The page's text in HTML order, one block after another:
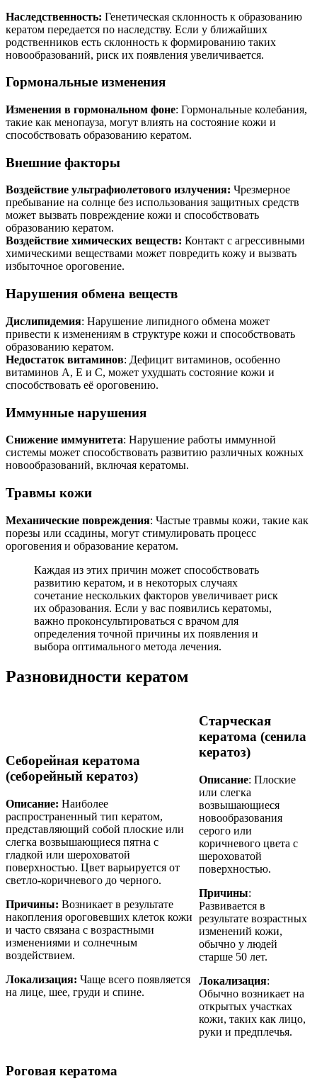
Наследственность: Генетическая склонность к образованию
кератом передается по наследству. Если у ближайших
родственников есть склонность к формированию таких
новообразований, риск их появления увеличивается.
Гормональные изменения
Изменения в гормональном фоне: Гормональные колебания,
такие как менопауза, могут влиять на состояние кожи и
способствовать образованию кератом.
Внешние факторы
Воздействие ультрафиолетового излучения: Чрезмерное
пребывание на солнце без использования защитных средств
может вызвать повреждение кожи и способствовать
образованию кератом.
Воздействие химических веществ: Контакт с агрессивными
химическими веществами может повредить кожу и вызвать
избыточное ороговение.
Нарушения обмена веществ
Дислипидемия: Нарушение липидного обмена может
привести к изменениям в структуре кожи и способствовать
образованию кератом.
Недостаток витаминов: Дефицит витаминов, особенно
витаминов A, E и C, может ухудшать состояние кожи и
способствовать её ороговению.
Иммунные нарушения
Снижение иммунитета: Нарушение работы иммунной
системы может способствовать развитию различных кожных
новообразований, включая кератомы.
Травмы кожи
Механические повреждения: Частые травмы кожи, такие как
порезы или ссадины, могут стимулировать процесс
ороговения и образование кератом.
Каждая из этих причин может способствовать
развитию кератом, и в некоторых случаях
сочетание нескольких факторов увеличивает риск
их образования. Если у вас появились кератомы,
важно проконсультироваться с врачом для
определения точной причины их появления и
выбора оптимального метода лечения.
Разновидности кератом
Себорейная кератома
(себорейный кератоз)
Описание: Наиболее
распространенный тип кератом,
представляющий собой плоские или
слегка возвышающиеся пятна с
гладкой или шероховатой
поверхностью. Цвет варьируется от
светло-коричневого до черного.
Причины: Возникает в результате
накопления ороговевших клеток кожи
и часто связана с возрастными
изменениями и солнечным
воздействием.
Локализация: Чаще всего появляется
на лице, шее, груди и спине.
Старческая
кератома (сенила
кератоз)
Описание: Плоские
или слегка
возвышающиеся
новообразования
серого или
коричневого цвета с
шероховатой
поверхностью.
Причины:
Развивается в
результате возрастных
изменений кожи,
обычно у людей
старше 50 лет.
Локализация:
Обычно возникает на
открытых участках
кожи, таких как лицо,
руки и предплечья.
Роговая кератома